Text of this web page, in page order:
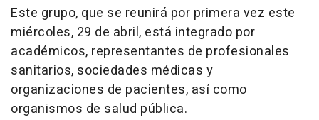
Este grupo, que se reunirá por primera vez este
miércoles, 29 de abril, está integrado por
académicos, representantes de profesionales
sanitarios, sociedades médicas y
organizaciones de pacientes, así como
organismos de salud pública.